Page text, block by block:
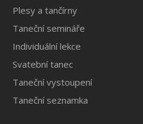
Plesy a tančírny
Taneční semináře
Individuální lekce
Svatební tanec
Taneční vystoupení
Taneční seznamka